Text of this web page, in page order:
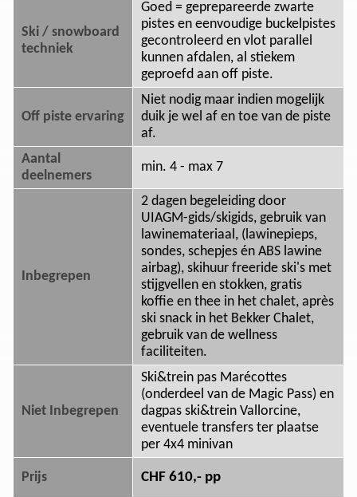
Ski / snowboard
techniek
Goed = geprepareerde zwarte
pistes en eenvoudige buckelpistes
gecontroleerd en vlot parallel
kunnen afdalen, al stiekem
geproefd aan off piste.
Off piste ervaring
Niet nodig maar indien mogelijk
duik je wel af en toe van de piste
af.
Aantal
deelnemers
min. 4 - max 7
Inbegrepen
2 dagen begeleiding door
UIAGM-gids/skigids, gebruik van
lawinemateriaal, (lawinepieps,
sondes, schepjes én ABS lawine
airbag), skihuur freeride ski's met
stijgvellen en stokken, gratis
koffie en thee in het chalet, après
ski snack in het Bekker Chalet,
gebruik van de wellness
faciliteiten.
Niet Inbegrepen
Ski&trein pas Marécottes
(onderdeel van de Magic Pass) en
dagpas ski&trein Vallorcine,
eventuele transfers ter plaatse
per 4x4 minivan
Prijs CHF 610,- pp